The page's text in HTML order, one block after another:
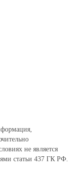
не является
статьи 437 ГК РФ.